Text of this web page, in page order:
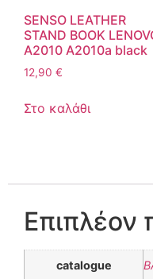
SENSO LEATHER
STAND BOOK
A2010 A2010a black
12,90 €
Στο καλάθι
Επιπλέον
catalogue